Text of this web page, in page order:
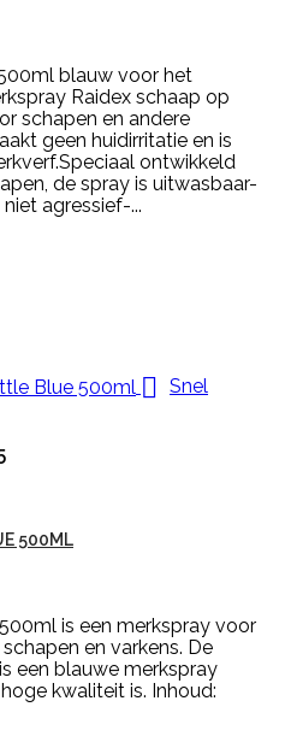
blauw voor het
Raidex schaap op
schapen en andere
geen huidirritatie en is
ontwikkeld
de spray is uitwasbaar-
agressief-...
 Snel
500ML
is een merkspray voor
en varkens. De
een blauwe merkspray
kwaliteit is. Inhoud: